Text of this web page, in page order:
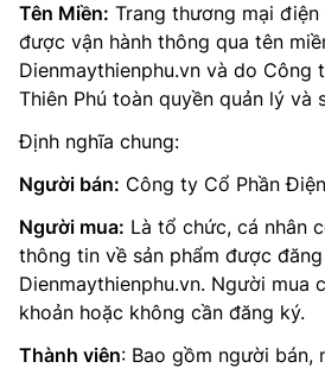
Tên Miền: Trang thương mại
được vận hành thông qua tên
Dienmaythienphu.vn và do Công
Thiên Phú toàn quyền quản lý và
Định nghĩa chung:
Người bán: Công ty Cổ Phần
Người mua: Là tổ chức, cá nhân
thông tin về sản phẩm được
Dienmaythienphu.vn. Người mua
khoản hoặc không cần đăng ký.
Thành viên: Bao gồm người bán,